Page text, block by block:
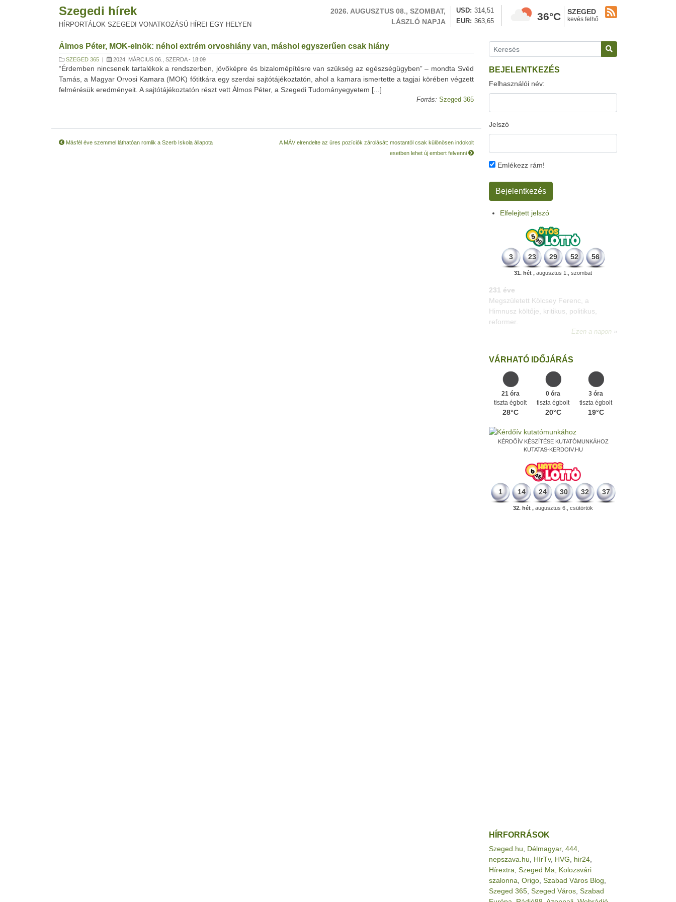
Szegedi hírek
HÍRPORTÁLOK SZEGEDI VONATKOZÁSÚ HÍREI EGY HELYEN
2026. AUGUSZTUS 08., SZOMBAT,
LÁSZLÓ NAPJA
USD
314,51
EUR
363,65 36°C SZEGED
kevés felhő
Álmos Péter, MOK-elnök: néhol extrém orvoshiány van, máshol egyszerűen csak hiány
SZEGED 365 | 2024. MÁRCIUS 06., SZERDA - 18:09
“Érdemben nincsenek tartalékok a rendszerben, jövőképre és bizalomépítésre van szükség az egészségügyben” – mondta Svéd
Tamás, a Magyar Orvosi Kamara (MOK) főtitkára egy szerdai sajtótájékoztatón, ahol a kamara ismertette a tagjai körében végzett
felmérésük eredményeit. A sajtótájékoztatón részt vett Álmos Péter, a Szegedi Tudományegyetem [...]
Forrás: Szeged 365
Másfél éve szemmel láthatóan romlik a Szerb Iskola állapota
A MÁV elrendelte az üres pozíciók zárolását: mostantól csak különösen indokolt
esetben lehet új embert felvenni
BEJELENTKEZÉS
Felhasználói név:
Jelszó
Emlékezz rám!
Elfelejtett jelszó
3 23 29 52 56
31. hét , augusztus 1., szombat
331 éve
Megszületett Mikes Kelemen
memoáríró, műfordító, a XVIII. századi
magyar prózairodalom legnagyobb
VÁRHATÓ IDŐJÁRÁS
21 óra
tiszta égbolt
28°C
0 óra
tiszta égbolt
20°C
3 óra
tiszta égbolt
19°C
KÉRDŐÍV KÉSZÍTÉSE KUTATÓMUNKÁHOZ
KUTATAS-KERDOIV.HU
1 14 24 30 32 37
32. hét , augusztus 6., csütörtök
HÍRFORRÁSOK
Szeged.hu Délmagyar, 444
nepszava.hu
HírTv, HVG hir24
Hírextra Szeged Ma
Kolozsvári
szalonna Origo Szabad Város Blog
Szeged 365 Szeged Város Szabad